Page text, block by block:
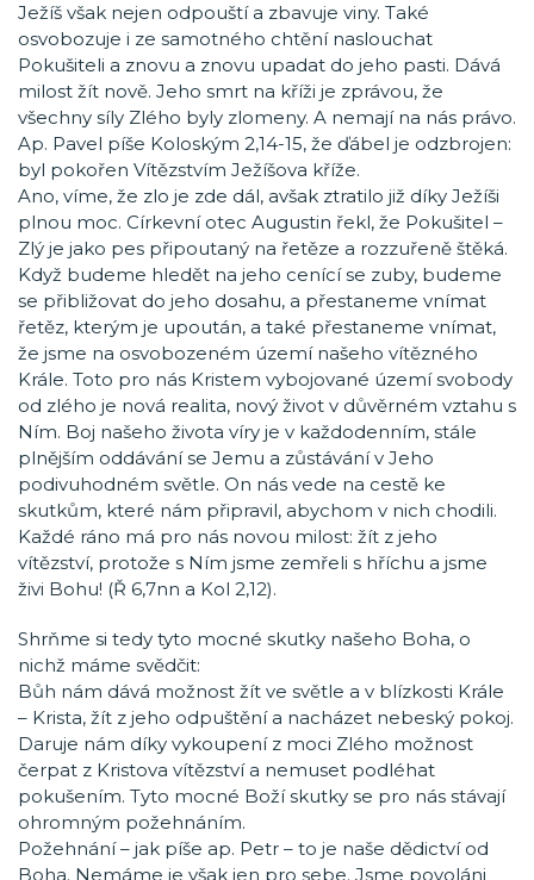
Ježíš však nejen odpouští a zbavuje viny. Také
osvobozuje i ze samotného chtění naslouchat
Pokušiteli a znovu a znovu upadat do jeho pasti. Dává
milost žít nově. Jeho smrt na kříži je zprávou, že
všechny síly Zlého byly zlomeny. A nemají na nás právo.
Ap. Pavel píše Koloským 2,14-15, že ďábel je odzbrojen:
byl pokořen Vítězstvím Ježíšova kříže.
Ano, víme, že zlo je zde dál, avšak ztratilo již díky Ježíši
plnou moc. Církevní otec Augustin řekl, že Pokušitel –
Zlý je jako pes připoutaný na řetěze a rozzuřeně štěká.
Když budeme hledět na jeho cenící se zuby, budeme
se přibližovat do jeho dosahu, a přestaneme vnímat
řetěz, kterým je upoután, a také přestaneme vnímat,
že jsme na osvobozeném území našeho vítězného
Krále. Toto pro nás Kristem vybojované území svobody
od zlého je nová realita, nový život v důvěrném vztahu s
Ním. Boj našeho života víry je v každodenním, stále
plnějším oddávání se Jemu a zůstávání v Jeho
podivuhodném světle. On nás vede na cestě ke
skutkům, které nám připravil, abychom v nich chodili.
Každé ráno má pro nás novou milost: žít z jeho
vítězství, protože s Ním jsme zemřeli s hříchu a jsme
živi Bohu! (Ř 6,7nn a Kol 2,12).
Shrňme si tedy tyto mocné skutky našeho Boha, o
nichž máme svědčit:
Bůh nám dává možnost žít ve světle a v blízkosti Krále
– Krista, žít z jeho odpuštění a nacházet nebeský pokoj.
Daruje nám díky vykoupení z moci Zlého možnost
čerpat z Kristova vítězství a nemuset podléhat
pokušením. Tyto mocné Boží skutky se pro nás stávají
ohromným požehnáním.
Požehnání – jak píše ap. Petr – to je naše dědictví od
Boha. Nemáme je však jen pro sebe. Jsme povoláni